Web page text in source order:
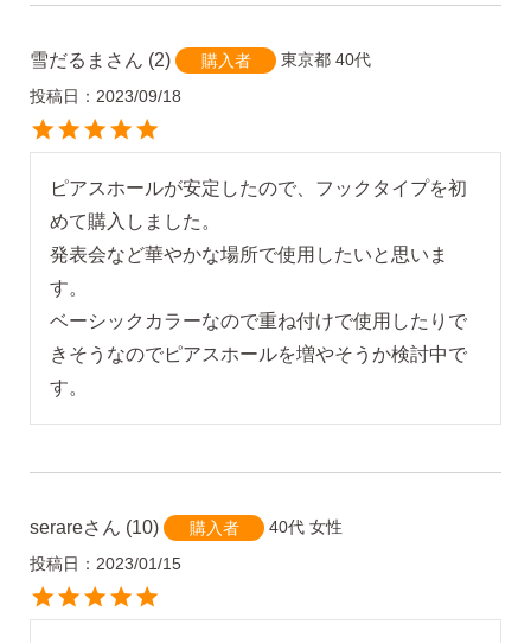
雪だるま 2 購入者 東京都 40代
投稿日
2023/09/18
ピアスホールが安定したので、フックタイプを初
めて購入しました。
発表会など華やかな場所で使用したいと思いま
す。
ベーシックカラーなので重ね付けで使用したりで
きそうなのでピアスホールを増やそうか検討中で
す。
serare 10 購入者 40代 女性
投稿日
2023/01/15